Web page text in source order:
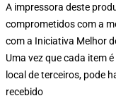
A impressora deste
comprometidos com a
com a Iniciativa Melhor
Uma vez que cada item
local de terceiros, pode
recebido